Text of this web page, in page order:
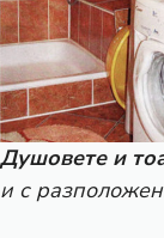
Душовете и
и с